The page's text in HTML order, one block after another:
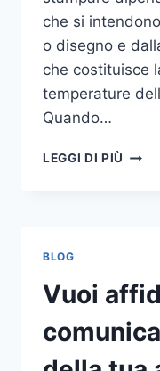
che si
o disegno e
che costituisce
temperature
Quando…
LEGGI DI PIÙ COME
BLOG
Vuoi